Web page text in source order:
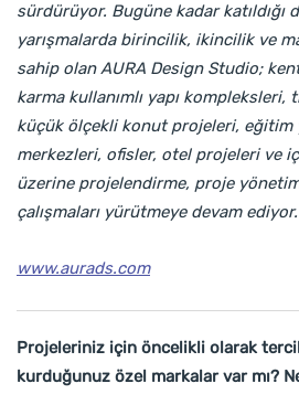
sürdürüyor. Bugüne kadar katıldığı
yarışmalarda birincilik, ikincilik ve
sahip olan AURA Design Studio;
karma kullanımlı yapı kompleksleri,
küçük ölçekli konut projeleri, eğitim
merkezleri, ofisler, otel projeleri ve iç
üzerine projelendirme, proje
çalışmaları yürütmeye devam ediyor.
www.aurads.com
Projeleriniz için öncelikli olarak
kurduğunuz özel markalar var mı?